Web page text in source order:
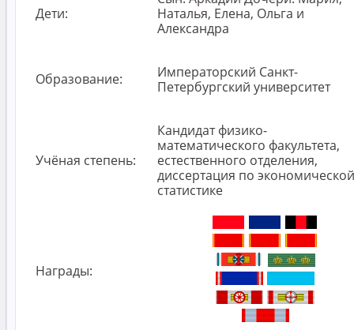
Дети:
Наталья, Елена, Ольга и
Александра
Образование:
Императорский Санкт-
Петербургский университет
Учёная степень:
Кандидат физико-
математического факультета,
естественного отделения,
диссертация по экономической
статистике
Награды: